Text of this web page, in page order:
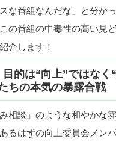
な番組なんだな」と分か
の番組の中毒性の高い見
介します！
的は“向上”ではなく
ちの本気の暴露合戦
相談」のような和やかな
るはずの向上委員会メン